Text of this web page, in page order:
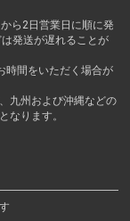
ら2日営業日に順に発
発送が遅れることが
時間をいただく場合が
九州および沖縄などの
なります。